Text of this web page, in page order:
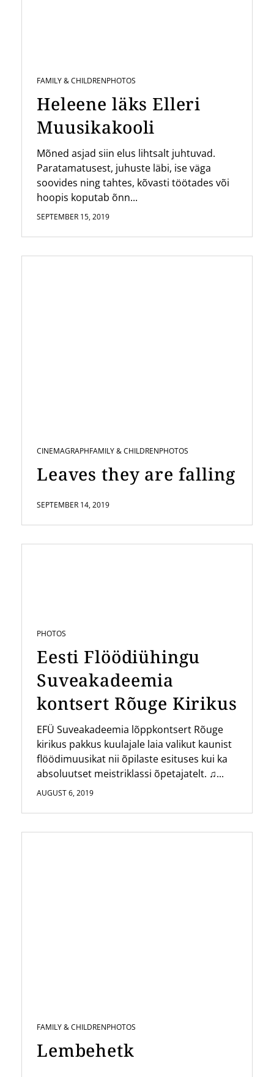
FAMILY & CHILDRENPHOTOS
Heleene läks Elleri
Muusikakooli
Mõned asjad siin elus lihtsalt juhtuvad.
Paratamatusest, juhuste läbi, ise väga
soovides ning tahtes, kõvasti töötades või
hoopis koputab õnn...
SEPTEMBER 15, 2019
CINEMAGRAPHFAMILY & CHILDRENPHOTOS
Leaves they are falling
SEPTEMBER 14, 2019
PHOTOS
Eesti Flöödiühingu
Suveakadeemia
kontsert Rõuge Kirikus
EFÜ Suveakadeemia lõppkontsert Rõuge
kirikus pakkus kuulajale laia valikut kaunist
flöödimuusikat nii õpilaste esituses kui ka
absoluutset meistriklassi õpetajatelt. ♫...
AUGUST 6, 2019
FAMILY & CHILDRENPHOTOS
Lembehetk